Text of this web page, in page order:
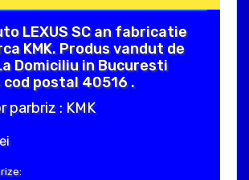
LEXUS SC an fabricatie
KMK. Produs vandut de
Domiciliu in Bucuresti
cod postal 40516 .
parbriz : KMK